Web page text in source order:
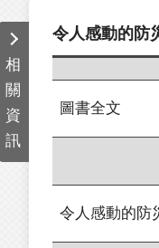
相
關
資
訊
令人感動的防
圖書全文
令人感動的防